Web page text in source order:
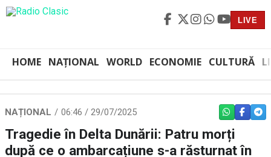
LIVE
HOME NAȚIONAL WORLD ECONOMIE CULTURĂ
NAȚIONAL 06:46 / 29/07/2025 WHATSAPP
Tragedie în Delta Dunării: Patru morți
după ce o ambarcațiune s-a răsturnat în